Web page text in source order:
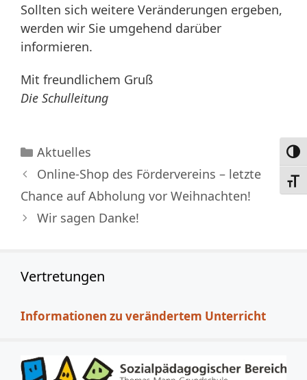
Sollten sich weitere Veränderungen ergeben,
werden wir Sie umgehend darüber
informieren.
Mit freundlichem Gruß
Die Schulleitung
Kategorien
Aktuelles
Online-Shop des Fördervereins – letzte
Chance auf Abholung vor Weihnachten!
Wir sagen Danke!
Vertretungen
Informationen zu verändertem Unterricht